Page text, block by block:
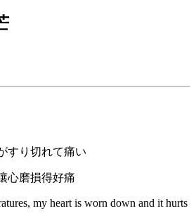
すり切れて痛い
心磨損得好痛
my heart is worn down and it hurts